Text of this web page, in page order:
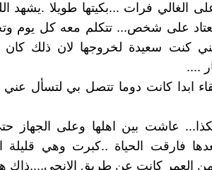
الغالي فرات ...بكيتها طويلا .يشهد
على شخص... تتكلم معه كل يوم
كنت سعيدة لخروجها لان ذلك كان
....
ابدا كانت دوما تتصل بي لتسأل
عاشت بين اهلها وعلى الجهاز
) بعدها فارقت الحياة ..كبرت وهي
من العمر كانت عن طريق الانجي....ذاك